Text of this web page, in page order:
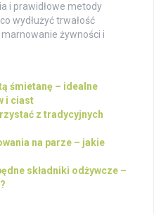
i prawidłowe metody
wydłużyć trwałość
żywności i
śmietanę – idealne
i ciast
z tradycyjnych
na parze – jakie
składniki odżywcze –